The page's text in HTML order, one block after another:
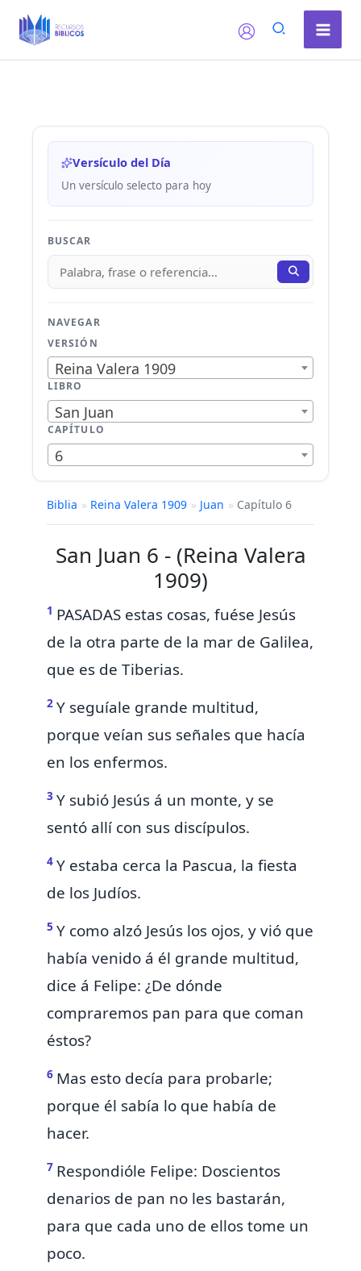
Versículo del Día
Un versículo selecto para hoy
BUSCAR
NAVEGAR
VERSIÓN
Reina Valera 1909
LIBRO
San Juan
CAPÍTULO
6
Biblia » Reina Valera 1909 » Juan » Capítulo 6
San Juan 6 - (Reina Valera
1909)
1 PASADAS estas cosas, fuése Jesús
de la otra parte de la mar de Galilea,
que es de Tiberias.
2 Y seguíale grande multitud,
porque veían sus señales que hacía
en los enfermos.
3 Y subió Jesús á un monte, y se
sentó allí con sus discípulos.
4 Y estaba cerca la Pascua, la fiesta
de los Judíos.
5 Y como alzó Jesús los ojos, y vió que
había venido á él grande multitud,
dice á Felipe: ¿De dónde
compraremos pan para que coman
éstos?
6 Mas esto decía para probarle;
porque él sabía lo que había de
hacer.
7 Respondióle Felipe: Doscientos
denarios de pan no les bastarán,
para que cada uno de ellos tome un
poco.